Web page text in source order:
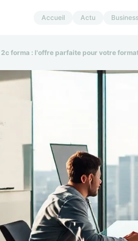
Accueil Actu
forma : l'offre parfaite pour votre